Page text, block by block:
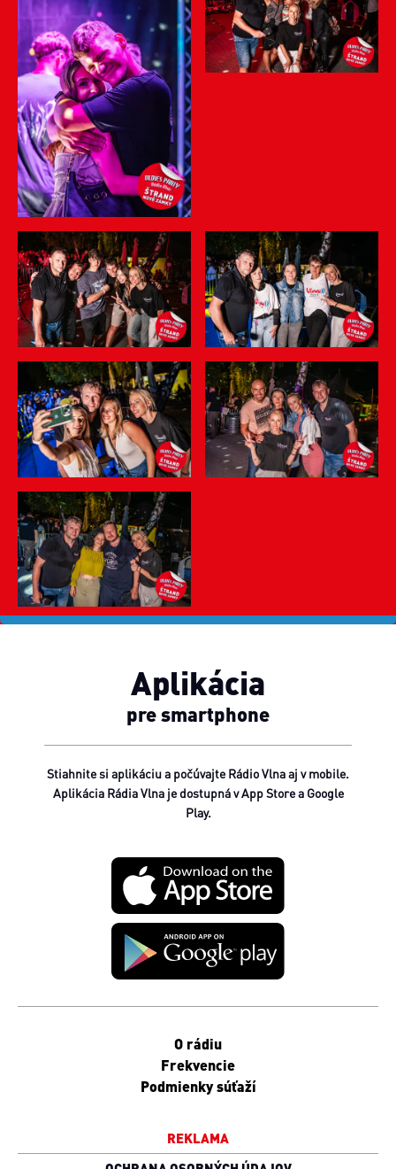
Aplikácia
pre smartphone
Stiahnite si aplikáciu a počúvajte Rádio Vlna aj v mobile.
Aplikácia Rádia Vlna je dostupná v App Store a Google
Play.
O rádiu
Frekvencie
Podmienky súťaží
REKLAMA